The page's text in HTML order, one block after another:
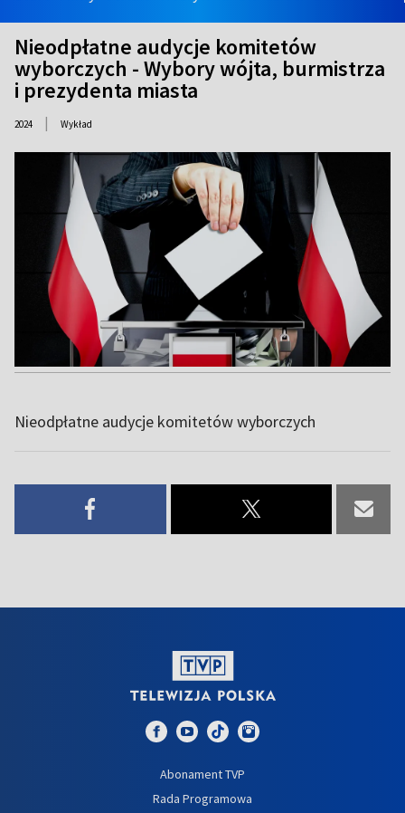
Nieodpłatne audycje komitetów
wyborczych - Wybory wójta, burmistrza
i prezydenta miasta
2024 | Wykład
Nieodpłatne audycje komitetów wyborczych
Abonament TVP
Rada Programowa